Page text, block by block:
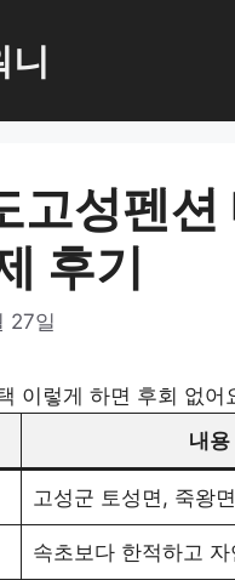
니
고성펜션
후기
27일
이렇게 하면 후회 없어
내용
고성군 토성면, 죽왕
속초보다 한적하고 자